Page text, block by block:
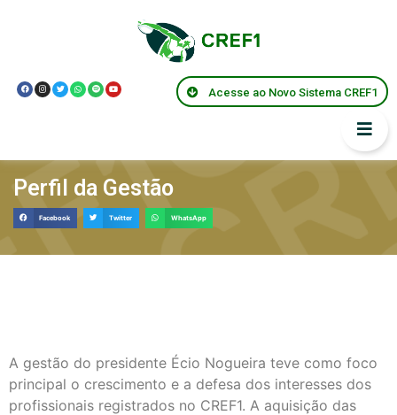
Acesse ao Novo Sistema CREF1
Perfil da Gestão
Facebook Twitter WhatsApp
A gestão do presidente Écio Nogueira teve como foco
principal o crescimento e a defesa dos interesses dos
profissionais registrados no CREF1. A aquisição das